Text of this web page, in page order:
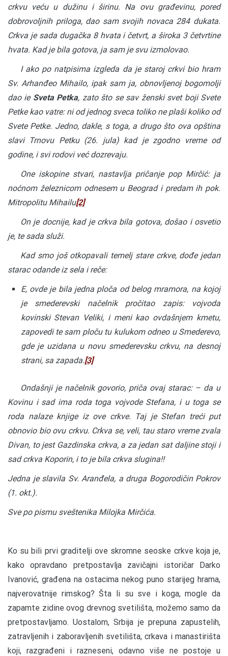
crkvu veću u dužinu i širinu. Na ovu građevinu, pored
dobrovoljnih priloga, dao sam svojih novaca 284 dukata.
Crkva je sada dugačka 8 hvata i četvrt, a široka 3 četvrtine
hvata. Kad je bila gotova, ja sam je svu izmolovao.
I ako po natpisima izgleda da je staroj crkvi bio hram
Sv. Arhanđeo Mihailo, ipak sam ja, obnovljenoj bogomolji
dao ie Sveta Petka, zato što se sav ženski svet boji Svete
Petke kao vatre: ni od jednog sveca toliko ne plaši koliko od
Svete Petke. Jedno, dakle, s toga, a drugo što ova opština
slavi Trnovu Petku (26. jula) kad je zgodno vreme od
godine, i svi rodovi već dozrevaju.
One iskopine stvari, nastavlja pričanje pop Mirčić: ja
noćnom železnicom odnesem u Beograd i predam ih pok.
Mitropolitu Mihailu[2]
On je docnije, kad je crkva bila gotova, došao i osvetio
je, te sada služi.
Kad smo još otkopavali temelj stare crkve, dođe jedan
starac odande iz sela i reče:
E, ovde je bila jedna ploča od belog mramora, na kojoj
je smederevski načelnik pročitao zapis: vojvoda
kovinski Stevan Veliki, i meni kao ovdašnjem kmetu,
zapovedi te sam ploču tu kulukom odneo u Smederevo,
gde je uzidana u novu smederevsku crkvu, na desnoj
strani, sa zapada.[3]
Ondašnji je načelnik govorio, priča ovaj starac: – da u
Kovinu i sad ima roda toga vojvode Stefana, i u toga se
roda nalaze knjige iz ove crkve. Taj je Stefan treći put
obnovio bio ovu crkvu. Crkva se, veli, tau staro vreme zvala
Divan, to jest Gazdinska crkva, a za jedan sat daljine stoji i
sad crkva Koporin, i to je bila crkva slugina!!
Jedna je slavila Sv. Aranđela, a druga Bogorodičin Pokrov
(1. okt.).
Sve po pismu sveštenika Milojka Mirčića.
Ko su bili prvi graditelji ove skromne seoske crkve koja je,
kako opravdano pretpostavlja zavičajni istoričar Darko
Ivanović, građena na ostacima nekog puno starijeg hrama,
najverovatnije rimskog? Šta li su sve i koga, mogle da
zapamte zidine ovog drevnog svetilišta, možemo samo da
pretpostavljamo. Uostalom, Srbija je prepuna zapustelih,
zatravljenih i zaboravljenih svetilišta, crkava i manastirišta
koji, razgrađeni i razneseni, odavno više ne postoje u